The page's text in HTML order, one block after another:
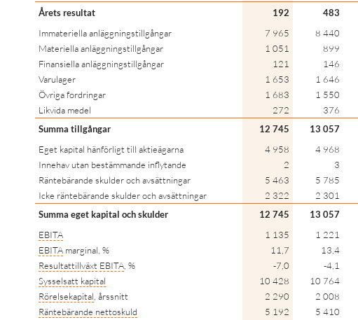
Årets resultat
192 483
Immateriella anläggningstillgångar
7 965 8 440
Materiella anläggningstillgångar
1 051 899
Finansiella anläggningstillgångar
121 146
Varulager
1 653 1 646
Övriga fordringar
1 683 1 550
Likvida medel
272 376
Summa tillgångar
12 745 13 057
Eget kapital hänförligt till aktieägarna
4 958 4 968
Innehav utan bestämmande inflytande
2 3
Räntebärande skulder och avsättningar
5 463 5 785
Icke räntebärande skulder och avsättningar
2 322 2 301
Summa eget kapital och skulder
12 745 13 057
EBITA
1 135 1 221
EBITA marginal, % 11,7 13,4
Resultattillväxt EBITA , % -7,0 -4,1
Sysselsatt kapital
10 428 10 764
Rörelsekapital , årssnitt 2 290 2 008
Räntebärande nettoskuld
5 192 5 410